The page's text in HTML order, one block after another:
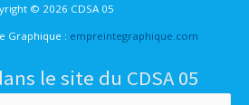
© 2026 CDSA 05
Graphique : empreintegraphique.com
le site du CDSA 05